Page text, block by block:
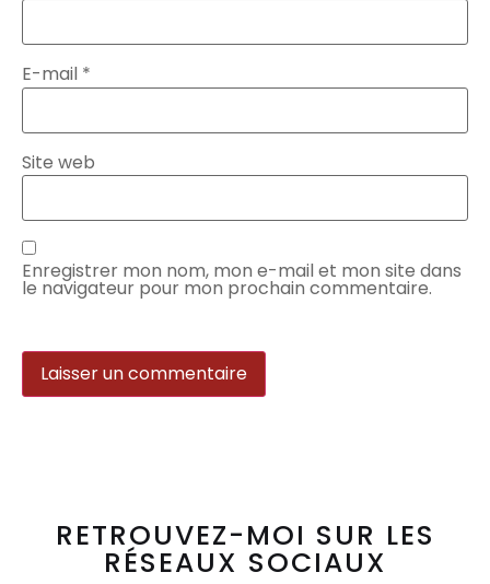
E-mail *
Site web
Enregistrer mon nom, mon e-mail et mon site dans
le navigateur pour mon prochain commentaire.
RETROUVEZ-MOI SUR LES
RÉSEAUX SOCIAUX